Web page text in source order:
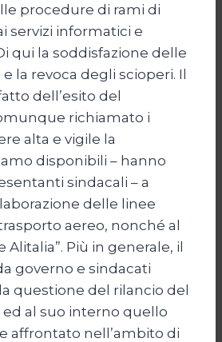
procedure di rami di
servizi informatici e
qui la soddisfazione delle
la revoca degli scioperi. Il
dell’esito del
richiamato i
alta e vigile la
disponibili – hanno
sindacali – a
delle linee
aereo, nonché al
Più in generale, il
governo e sindacati
questione del rilancio del
al suo interno quello
affrontato nell’ambito di